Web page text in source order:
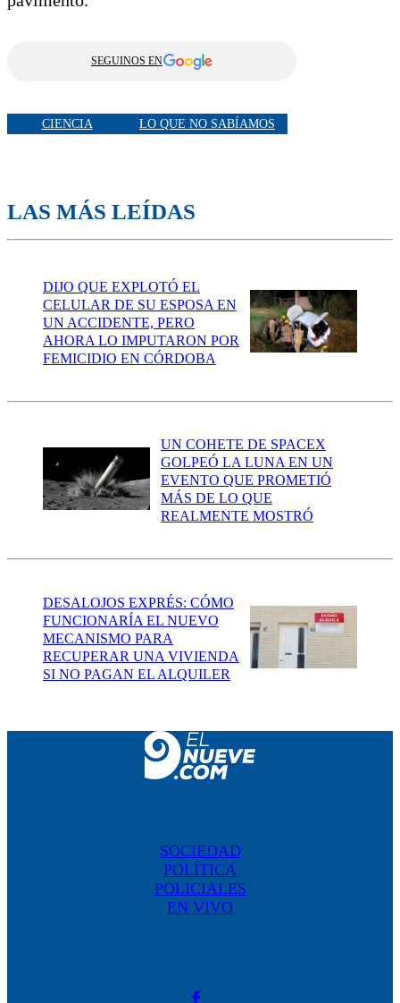
SEGUINOS EN
CIENCIA LO QUE NO SABÍAMOS
LAS MÁS LEÍDAS
DIJO QUE EXPLOTÓ EL
CELULAR DE SU ESPOSA EN
UN ACCIDENTE, PERO
AHORA LO IMPUTARON POR
FEMICIDIO EN CÓRDOBA
UN COHETE DE SPACEX
GOLPEÓ LA LUNA EN UN
EVENTO QUE PROMETIÓ
MÁS DE LO QUE
REALMENTE MOSTRÓ
DESALOJOS EXPRÉS: CÓMO
FUNCIONARÍA EL NUEVO
MECANISMO PARA
RECUPERAR UNA VIVIENDA
SI NO PAGAN EL ALQUILER
SOCIEDAD
POLÍTICA
POLICIALES
EN VIVO